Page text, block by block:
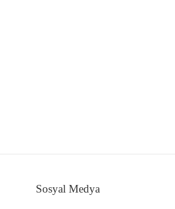
Sosyal Medya